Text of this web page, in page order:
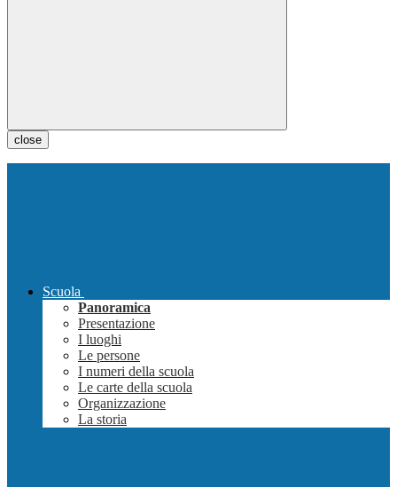
close
Scuola
Panoramica
Presentazione
I luoghi
Le persone
I numeri della scuola
Le carte della scuola
Organizzazione
La storia